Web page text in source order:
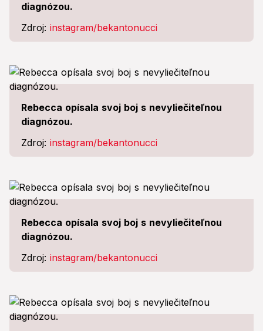
diagnózou.
Zdroj: instagram/bekantonucci
Rebecca opísala svoj boj s nevyliečiteľnou
diagnózou.
Zdroj: instagram/bekantonucci
Rebecca opísala svoj boj s nevyliečiteľnou
diagnózou.
Zdroj: instagram/bekantonucci